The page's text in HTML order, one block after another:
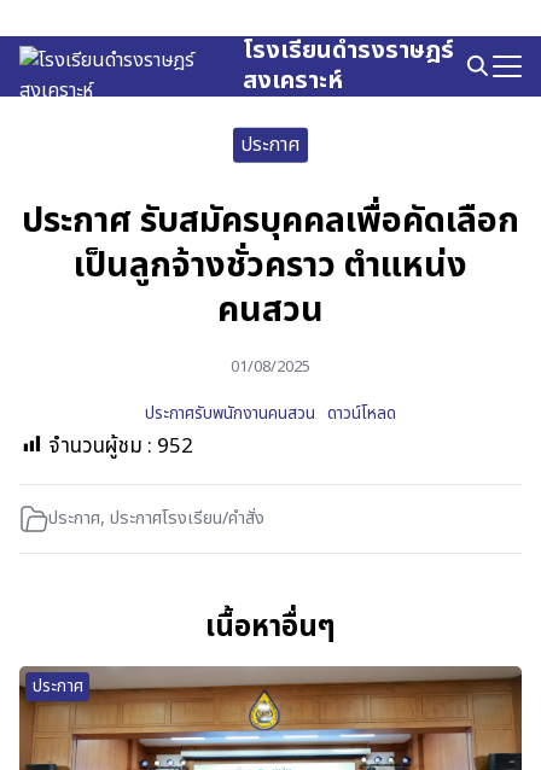
to
content
โรงเรียนดำรงราษฎร์
สงเคราะห์
Search
for:
ประกาศ
ประกาศ รับสมัครบุคคลเพื่อคัดเลือก
เป็นลูกจ้างชั่วคราว ตำแหน่ง
คนสวน
01/08/2025
ประกาศรับพนักงานคนสวน ดาวน์โหลด
จำนวนผู้ชม : 952
ประกาศ, ประกาศโรงเรียน/คำสั่ง
เนื้อหาอื่นๆ
ประกาศ